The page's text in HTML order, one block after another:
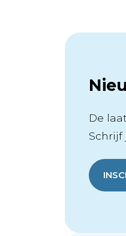
De
Schrijf